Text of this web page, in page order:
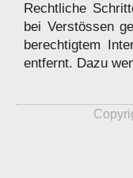
Rechtliche
bei Verstössen
berechtigtem
entfernt. Dazu